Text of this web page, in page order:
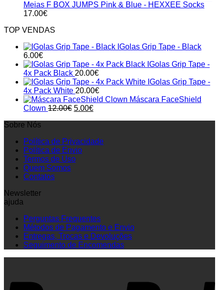
Meias F BOX JUMPS Pink & Blue - HEXXEE Socks
17.00€
TOP VENDAS
IGolas Grip Tape - Black
6.00€
IGolas Grip Tape -
4x Pack Black 20.00€
IGolas Grip Tape -
4x Pack White 20.00€
Máscara FaceShield
Clown 12.00€ Original
5.00€Current
Sobre Nós
Política de Privacidade
Política de Envio
Termos de Uso
Quem Somos
Contatos
Newsletter
ajuda
Perguntas Frequentes
Métodos de Pagamento e Envio
Entregas, Trocas e Devoluções
Seguimento de Encomendas